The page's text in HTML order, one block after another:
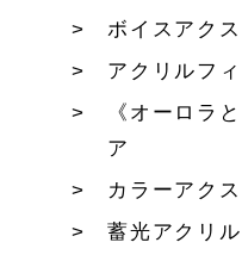
ボイスアクス
アクリルフ
《オーロラ
ア
カラーアクス
蓄光アクリ